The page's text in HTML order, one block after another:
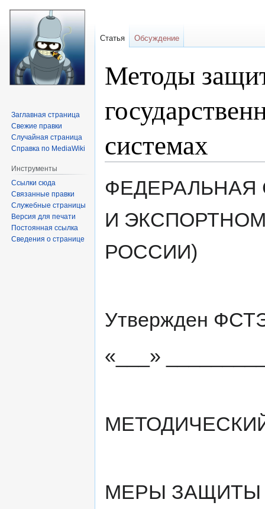
Методы
системах
кк
И
РОССИИ)
Утвержден
«___»
МЕРЫ
Статья Обсуждение
Заглавная страница
Свежие правки
Случайная страница
Справка по MediaWiki
Инструменты
Ссылки сюда
Связанные правки
Служебные страницы
Версия для печати
Постоянная ссылка
Сведения о странице